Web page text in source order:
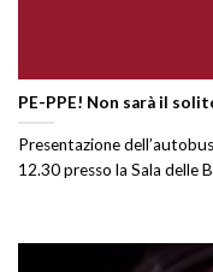
PE-PPE! Non sarà il
Presentazione
12.30 presso la Sala delle